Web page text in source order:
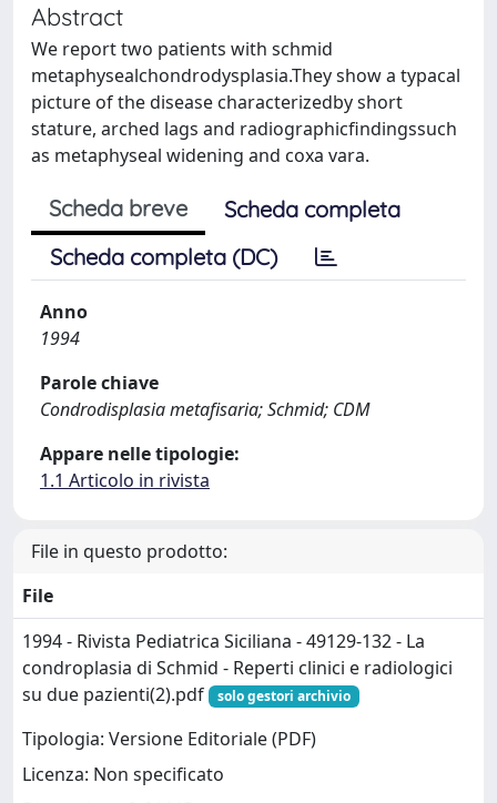
Abstract
We report two patients with schmid
metaphysealchondrodysplasia.They show a typacal
picture of the disease characterizedby short
stature, arched lags and radiographicfindingssuch
as metaphyseal widening and coxa vara.
Scheda breve
Scheda completa
Scheda completa (DC)
Anno
1994
Parole chiave
Condrodisplasia metafisaria; Schmid; CDM
Appare nelle tipologie:
1.1 Articolo in rivista
File in questo prodotto:
File
1994 - Rivista Pediatrica Siciliana - 49129-132 - La
condroplasia di Schmid - Reperti clinici e radiologici
su due pazienti(2).pdf
solo gestori archivio
Tipologia: Versione Editoriale (PDF)
Licenza: Non specificato